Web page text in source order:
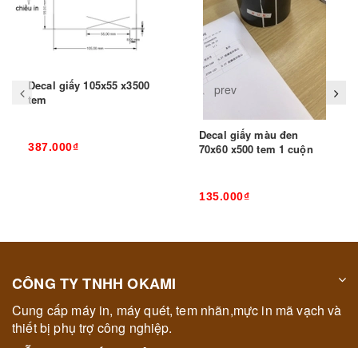
Decal giấy 105x55 x3500
tem
387.000₫
Decal giấy màu đen
70x60 x500 tem 1 cuộn
135.000₫
prev
CÔNG TY TNHH OKAMI
Cung cấp máy in, máy quét, tem nhãn,mực in mã vạch và
thiết bị phụ trợ công nghiệp.